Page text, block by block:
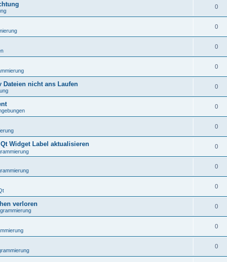
0
0
0
0
Dateien nicht ans Laufen 0
0
0
Widget Label aktualisieren 0
0
0
verloren 0
0
0